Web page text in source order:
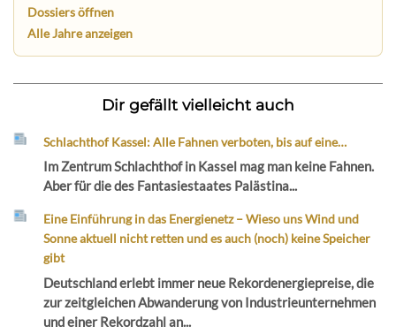
Dossiers öffnen
Alle Jahre anzeigen
Dir gefällt vielleicht auch
Schlachthof Kassel: Alle Fahnen verboten, bis auf eine…
Im Zentrum Schlachthof in Kassel mag man keine Fahnen.
Aber für die des Fantasiestaates Palästina...
Eine Einführung in das Energienetz – Wieso uns Wind und
Sonne aktuell nicht retten und es auch (noch) keine Speicher
gibt
Deutschland erlebt immer neue Rekordenergiepreise, die
zur zeitgleichen Abwanderung von Industrieunternehmen
und einer Rekordzahl an...